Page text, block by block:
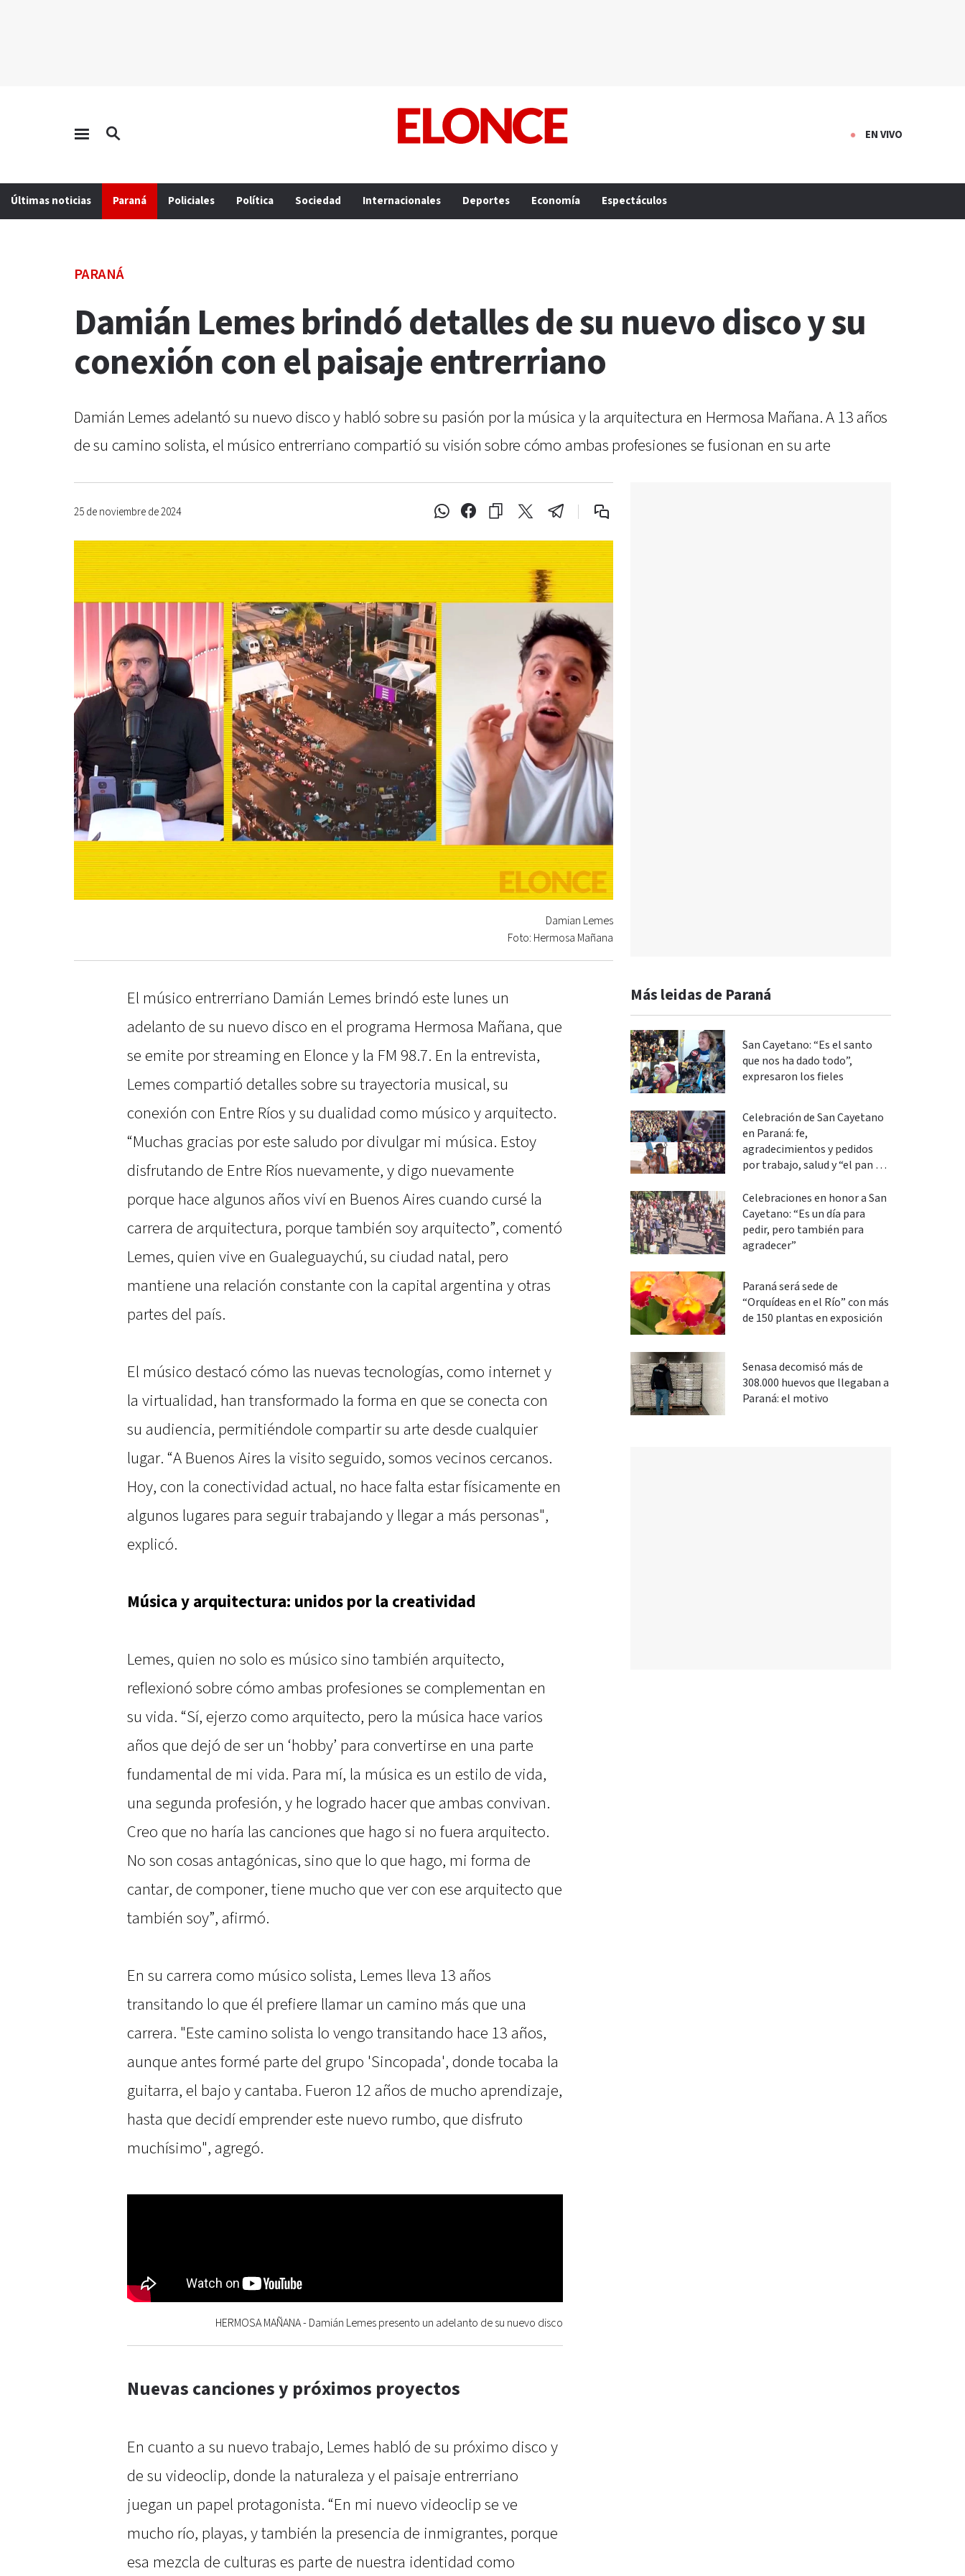
EN VIVO
Últimas noticias Paraná Policiales Política Sociedad Internacionales Deportes Economía Espectáculos
PARANÁ
Damián Lemes brindó detalles de su nuevo disco y su
conexión con el paisaje entrerriano
Damián Lemes adelantó su nuevo disco y habló sobre su pasión por la música y la arquitectura en Hermosa Mañana. A 13 años
de su camino solista, el músico entrerriano compartió su visión sobre cómo ambas profesiones se fusionan en su arte
25 de noviembre de 2024
Damian Lemes
Foto: Hermosa Mañana
El músico entrerriano Damián Lemes brindó este lunes un
adelanto de su nuevo disco en el programa Hermosa Mañana, que
se emite por streaming en Elonce y la FM 98.7. En la entrevista,
Lemes compartió detalles sobre su trayectoria musical, su
conexión con Entre Ríos y su dualidad como músico y arquitecto.
“Muchas gracias por este saludo por divulgar mi música. Estoy
disfrutando de Entre Ríos nuevamente, y digo nuevamente
porque hace algunos años viví en Buenos Aires cuando cursé la
carrera de arquitectura, porque también soy arquitecto”, comentó
Lemes, quien vive en Gualeguaychú, su ciudad natal, pero
mantiene una relación constante con la capital argentina y otras
partes del país.
El músico destacó cómo las nuevas tecnologías, como internet y
la virtualidad, han transformado la forma en que se conecta con
su audiencia, permitiéndole compartir su arte desde cualquier
lugar. “A Buenos Aires la visito seguido, somos vecinos cercanos.
Hoy, con la conectividad actual, no hace falta estar físicamente en
algunos lugares para seguir trabajando y llegar a más personas",
explicó.
Música y arquitectura: unidos por la creatividad
Lemes, quien no solo es músico sino también arquitecto,
reflexionó sobre cómo ambas profesiones se complementan en
su vida. “Sí, ejerzo como arquitecto, pero la música hace varios
años que dejó de ser un ‘hobby’ para convertirse en una parte
fundamental de mi vida. Para mí, la música es un estilo de vida,
una segunda profesión, y he logrado hacer que ambas convivan.
Creo que no haría las canciones que hago si no fuera arquitecto.
No son cosas antagónicas, sino que lo que hago, mi forma de
cantar, de componer, tiene mucho que ver con ese arquitecto que
también soy”, afirmó.
En su carrera como músico solista, Lemes lleva 13 años
transitando lo que él prefiere llamar un camino más que una
carrera. "Este camino solista lo vengo transitando hace 13 años,
aunque antes formé parte del grupo 'Sincopada', donde tocaba la
guitarra, el bajo y cantaba. Fueron 12 años de mucho aprendizaje,
hasta que decidí emprender este nuevo rumbo, que disfruto
muchísimo", agregó.
HERMOSA MAÑANA - Damián Lemes presento un adelanto de su nuevo disco
Nuevas canciones y próximos proyectos
En cuanto a su nuevo trabajo, Lemes habló de su próximo disco y
de su videoclip, donde la naturaleza y el paisaje entrerriano
juegan un papel protagonista. “En mi nuevo videoclip se ve
mucho río, playas, y también la presencia de inmigrantes, porque
esa mezcla de culturas es parte de nuestra identidad como
Más leidas de Paraná
San Cayetano: “Es el santo
que nos ha dado todo”,
expresaron los fieles
Celebración de San Cayetano
en Paraná: fe,
agradecimientos y pedidos
por trabajo, salud y “el pan de
Celebraciones en honor a San
Cayetano: “Es un día para
pedir, pero también para
agradecer”
Paraná será sede de
“Orquídeas en el Río” con más
de 150 plantas en exposición
Senasa decomisó más de
308.000 huevos que llegaban a
Paraná: el motivo